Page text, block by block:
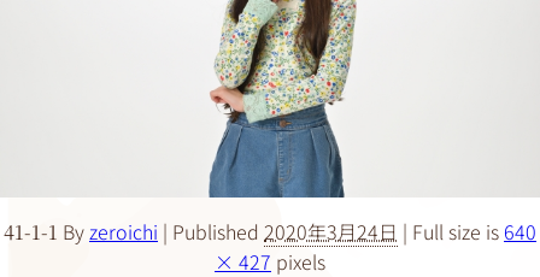
41-1-1 Byzeroichi | Published 2020年3月24日 | Full size is 640
× 427 pixels